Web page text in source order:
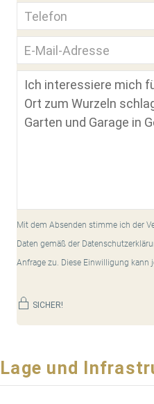
Mit dem Absenden stimme ich der
Daten gemäß der
Anfrage zu. Diese Einwilligung kann
SICHER!
Lage und